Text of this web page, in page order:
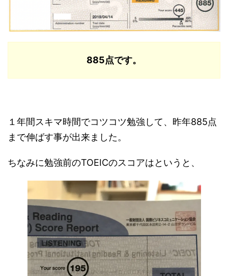
885点です。
１年間スキマ時間でコツコツ勉強して、昨年885点
まで伸ばす事が出来ました。
ちなみに勉強前のTOEICのスコアはというと、